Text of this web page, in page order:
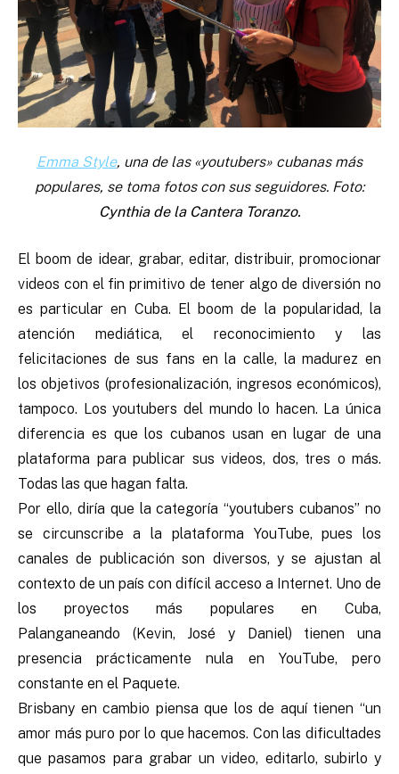
Emma Style, una de las «youtubers» cubanas más
populares, se toma fotos con sus seguidores. Foto:
Cynthia de la Cantera Toranzo.
El boom de idear, grabar, editar, distribuir, promocionar
videos con el fin primitivo de tener algo de diversión no
es particular en Cuba. El boom de la popularidad, la
atención mediática, el reconocimiento y las
felicitaciones de sus fans en la calle, la madurez en
los objetivos (profesionalización, ingresos económicos),
tampoco. Los youtubers del mundo lo hacen. La única
diferencia es que los cubanos usan en lugar de una
plataforma para publicar sus videos, dos, tres o más.
Todas las que hagan falta.
Por ello, diría que la categoría “youtubers cubanos” no
se circunscribe a la plataforma YouTube, pues los
canales de publicación son diversos, y se ajustan al
contexto de un país con difícil acceso a Internet. Uno de
los proyectos más populares en Cuba,
Palanganeando (Kevin, José y Daniel) tienen una
presencia prácticamente nula en YouTube, pero
constante en el Paquete.
Brisbany en cambio piensa que los de aquí tienen “un
amor más puro por lo que hacemos. Con las dificultades
que pasamos para grabar un video, editarlo, subirlo y